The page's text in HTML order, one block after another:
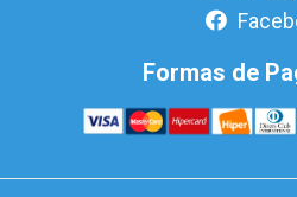
Formas de